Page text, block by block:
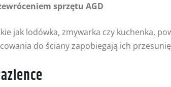
sprzętu AGD
jak lodówka, zmywarka czy kuchenka,
do ściany zapobiegają ich